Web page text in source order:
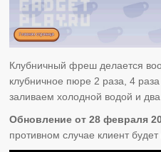
Клубничный фреш делается
клубничное пюре 2 раза, 4
заливаем холодной водой и
Обновление от 28 февраля
противном случае клиент